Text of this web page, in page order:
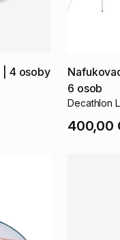
4 osoby
6 osob
Decathlon
400,00